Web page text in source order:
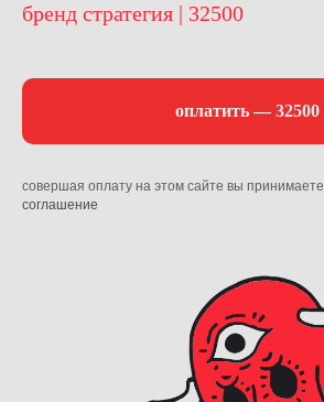
бренд стратегия | 32500
оплатить — 32500
совершая оплату на этом сайте вы принимаете
соглашение